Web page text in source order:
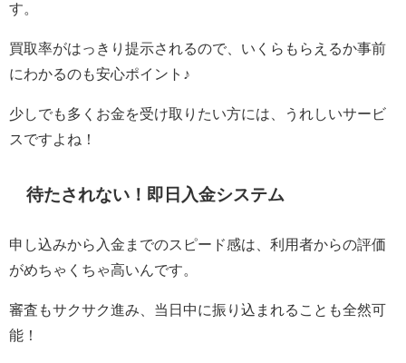
す。
買取率がはっきり提示されるので、いくらもらえるか事前
にわかるのも安心ポイント♪
少しでも多くお金を受け取りたい方には、うれしいサービ
スですよね！
待たされない！即日入金システム
申し込みから入金までのスピード感は、利用者からの評価
がめちゃくちゃ高いんです。
審査もサクサク進み、当日中に振り込まれることも全然可
能！